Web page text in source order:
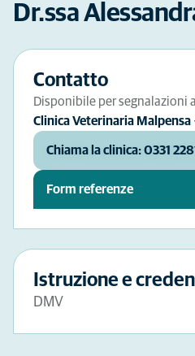
Dr.ssa
Contatto
Disponibile per segnalazioni
Clinica Veterinaria Malpensa
Chiama la clinica: 0331
Form referenze
Istruzione e
DMV